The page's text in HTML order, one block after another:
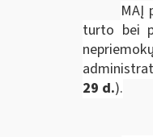
MAĮ
turto bei
29 d.).